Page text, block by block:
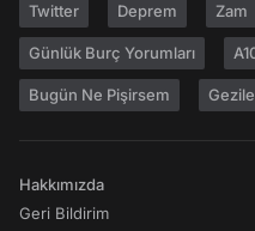
Twitter Deprem Zam
Günlük Burç Yorumları
Bugün Ne Pişirsem
Hakkımızda
Geri Bildirim